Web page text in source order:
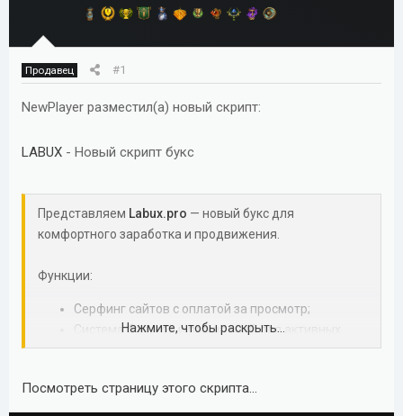
л
Продавец #1
NewPlayer разместил(а) новый скрипт:
LABUX - Новый скрипт букс
Представляем Labux.pro — новый букс для
комфортного заработка и продвижения.
Функции:
Серфинг сайтов с оплатой за просмотр;
Система бонусов и поощрений для активных
пользователей;
привлечения клиентов и увеличения охвата.
Нажмите, чтобы раскрыть...
Посмотреть страницу этого скрипта...